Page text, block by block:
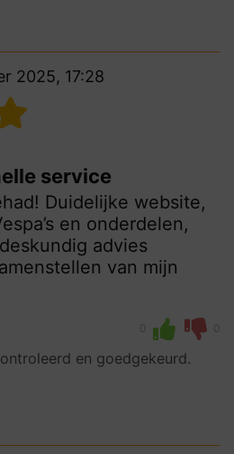
2025, 17:28
service
Duidelijke website,
en onderdelen,
advies
van mijn
0 0
en goedgekeurd.